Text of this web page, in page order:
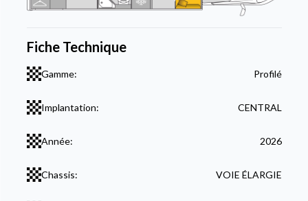
Fiche Technique
Gamme: Profilé
Implantation: CENTRAL
Année: 2026
Chassis: VOIE ÉLARGIE